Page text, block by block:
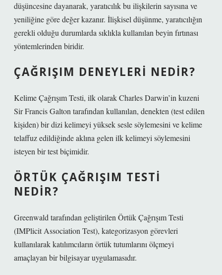
düşüncesine dayanarak, yaratıcılık bu ilişkilerin sayısına ve
yeniliğine göre değer kazanır. İlişkisel düşünme, yaratıcılığın
gerekli olduğu durumlarda sıklıkla kullanılan beyin fırtınası
yöntemlerinden biridir.
ÇAĞRIŞIM DENEYLERI NEDIR?
Kelime Çağrışım Testi, ilk olarak Charles Darwin’in kuzeni
Sir Francis Galton tarafından kullanılan, denekten (test edilen
kişiden) bir dizi kelimeyi yüksek sesle söylemesini ve kelime
telaffuz edildiğinde aklına gelen ilk kelimeyi söylemesini
isteyen bir test biçimidir.
ÖRTÜK ÇAĞRIŞIM TESTI
NEDIR?
Greenwald tarafından geliştirilen Örtük Çağrışım Testi
(IMPlicit Association Test), kategorizasyon görevleri
kullanılarak katılımcıların örtük tutumlarını ölçmeyi
amaçlayan bir bilgisayar uygulamasıdır.